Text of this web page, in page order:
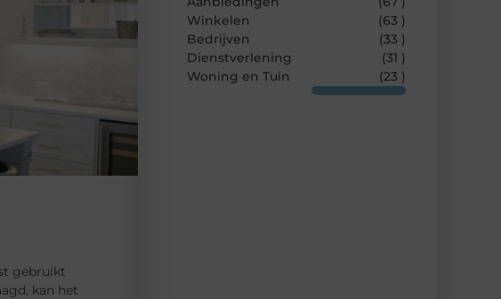
gebruikt
kan het
Winkelen
(63 )
Bedrijven
(33 )
Dienstverlening
(31 )
Woning en Tuin
(23 )